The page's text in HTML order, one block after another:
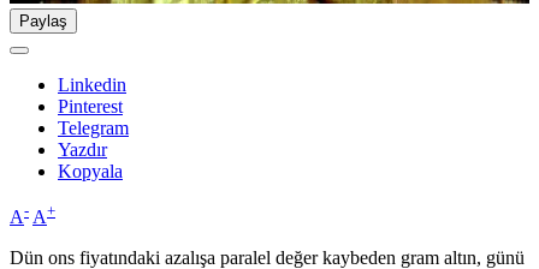
Paylaş
Linkedin
Pinterest
Telegram
Yazdır
Kopyala
A- A+
Dün ons fiyatındaki azalışa paralel değer kaybeden gram altın, günü